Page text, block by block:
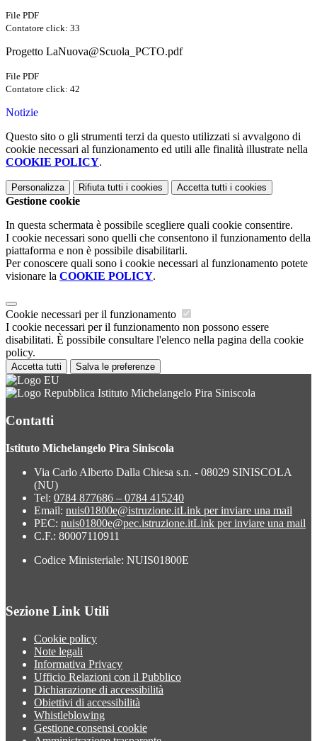
File PDF
Contatore click: 33
Progetto LaNuova@Scuola_PCTO.pdf
File PDF
Contatore click: 42
Notizie
Questo sito o gli strumenti terzi da questo utilizzati si avvalgono di
cookie necessari al funzionamento ed utili alle finalità illustrate nella
COOKIE POLICY.
Personalizza Rifiuta tutti i cookies Accetta tutti i cookies
Gestione cookie
In questa schermata è possibile scegliere quali cookie consentire.
I cookie necessari sono quelli che consentono il funzionamento della
piattaforma e non è possibile disabilitarli.
Per conoscere quali sono i cookie necessari al funzionamento potete
visionare la COOKIE POLICY.
Cookie necessari per il funzionamento
I cookie necessari per il funzionamento non possono essere
disabilitati. È possibile consultare l'elenco nella pagina della cookie
policy.
Accetta tutti Salva le preferenze
Istituto Michelangelo Pira Siniscola
Contatti
Istituto Michelangelo Pira Siniscola
Via Carlo Alberto Dalla Chiesa s.n. - 08029 SINISCOLA
(NU)
Tel: 0784 877686 – 0784 415240
Email: nuis01800e@istruzione.itLink per inviare una mail
PEC: nuis01800e@pec.istruzione.itLink per inviare una mail
C.F.: 80007110911
Codice Ministeriale: NUIS01800E
Sezione Link Utili
Cookie policy
Note legali
Informativa Privacy
Ufficio Relazioni con il Pubblico
Dichiarazione di accessibilità
Obiettivi di accessibilità
Whistleblowing
Gestione consensi cookie